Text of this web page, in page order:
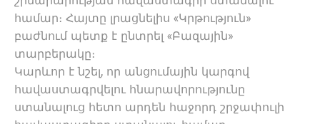
համար։ Հայտը լրացնելիս «Կրթություն»
բաժնում պետք է ընտրել «Բազային»
տարբերակը։
Կարևոր է նշել, որ անցումային կարգով
հավաստագրվելու հնարավորությունը
ստանալուց հետո արդեն հաջորդ շրջափուլի